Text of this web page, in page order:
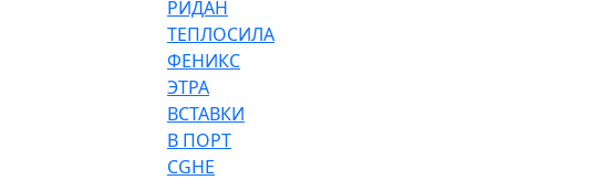
РИДАН
ТЕПЛОСИЛА
ФЕНИКС
ЭТРА
ВСТАВКИ
В ПОРТ
CGHE